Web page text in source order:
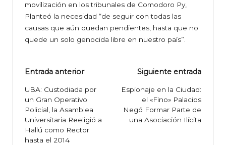
movilización en los tribunales de Comodoro Py,
Planteó la necesidad “de seguir con todas las
causas que aún quedan pendientes, hasta que no
quede un solo genocida libre en nuestro país”.
Navegación
de
entradas
Entrada anterior
UBA: Custodiada por
un Gran Operativo
Policial, la Asamblea
Universitaria Reeligió a
Hallú como Rector
hasta el 2014
Siguiente entrada
Espionaje en la Ciudad:
el «Fino» Palacios
Negó Formar Parte de
una Asociación Ilícita